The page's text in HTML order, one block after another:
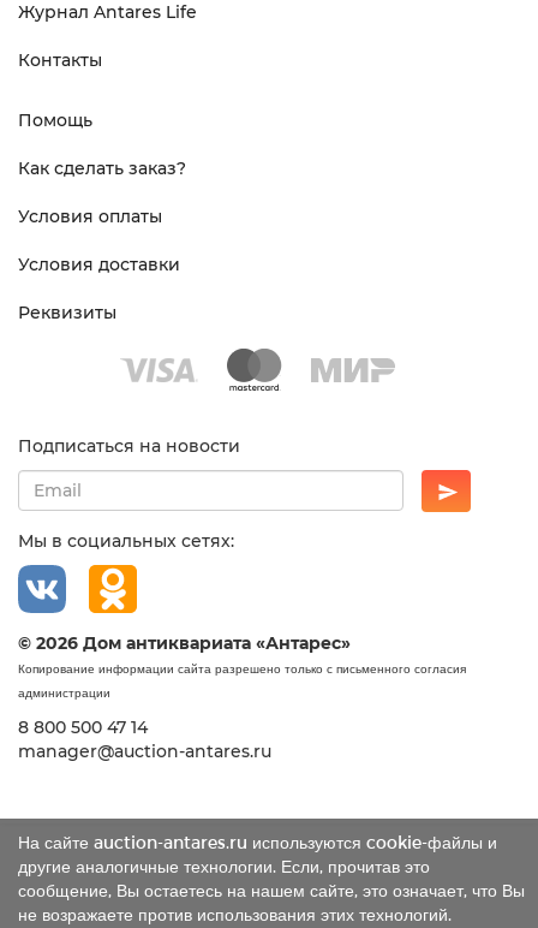
На сайте auction-antares.ru используются cookie-файлы и
другие аналогичные технологии. Если, прочитав это
сообщение, Вы остаетесь на нашем сайте, это означает, что Вы
не возражаете против использования этих технологий.
Журнал Antares Life
Контакты
Помощь
Как сделать заказ?
Условия оплаты
Условия доставки
Реквизиты
Подписаться на новости
Мы в социальных сетях:
© 2026 Дом антиквариата «Антарес»
Копирование информации сайта разрешено только с письменного согласия
администрации
8 800 500 47 14
manager@auction-antares.ru